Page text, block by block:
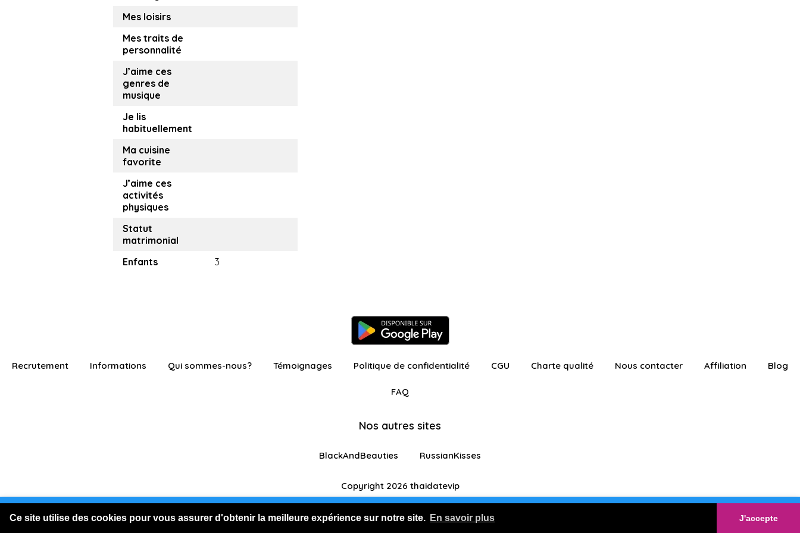
Ce site utilise des cookies pour vous assurer d'obtenir la meilleure expérience sur notre site. En savoir plus J'accepte
Vous êtes connecté en visiteur avec fonctionnalités restreintes Je m'inscris GRATUITEMENT
Mes loisirs
Mes traits de
personnalité
J’aime ces
genres de
musique
Je lis
habituellement
Ma cuisine
favorite
J’aime ces
activités
physiques
Statut
matrimonial
Enfants
3
Recrutement Informations Qui sommes-nous? Témoignages Politique de confidentialité CGU Charte qualité Nous contacter Affiliation Blog
FAQ
Nos autres sites
BlackAndBeauties RussianKisses
Copyright 2026 thaidatevip